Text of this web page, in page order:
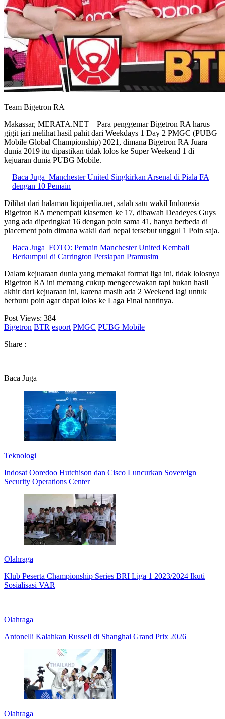
Team Bigetron RA
Makassar, MERATA.NET – Para penggemar Bigetron RA harus
gigit jari melihat hasil pahit dari Weekdays 1 Day 2 PMGC (PUBG
Mobile Global Championship) 2021, dimana Bigetron RA Juara
dunia 2019 itu dipastikan tidak lolos ke Super Weekend 1 di
kejuaran dunia PUBG Mobile.
Baca Juga Manchester United Singkirkan Arsenal di Piala FA
dengan 10 Pemain
Dilihat dari halaman liquipedia.net, salah satu wakil Indonesia
Bigetron RA menempati klasemen ke 17, dibawah Deadeyes Guys
yang ada diperingkat 16 dengan poin sama 41, hanya berbeda di
placement poin dimana wakil dari nepal tersebut unggul 1 Poin saja.
Baca Juga FOTO: Pemain Manchester United Kembali
Berkumpul di Carrington Persiapan Pramusim
Dalam kejuaraan dunia yang memakai format liga ini, tidak lolosnya
Bigetron RA ini memang cukup mengecewakan tapi bukan hasil
akhir dari kejuaraan ini, karena masih ada 2 Weekend lagi untuk
berburu poin agar dapat lolos ke Laga Final nantinya.
Post Views: 384
Bigetron BTR esport PMGC PUBG Mobile
Share :
Baca Juga
Teknologi
Indosat Ooredoo Hutchison dan Cisco Luncurkan Sovereign
Security Operations Center
Olahraga
Klub Peserta Championship Series BRI Liga 1 2023/2024 Ikuti
Sosialisasi VAR
Olahraga
Antonelli Kalahkan Russell di Shanghai Grand Prix 2026
Olahraga